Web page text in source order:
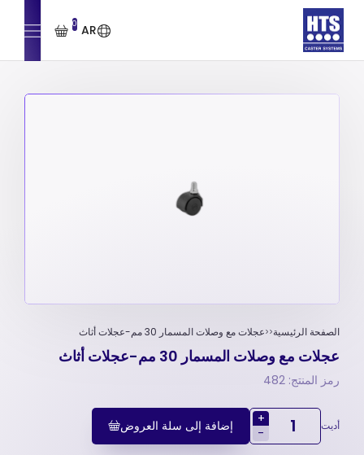
AR
0
الصفحة الرئيسية عجلات مع وصلات المسمار 30 مم-عجلات أثاث
عجلات مع وصلات المسمار 30 مم-عجلات أثاث
رمز المنتج: 482
أديت
+
-
إضافة إلى سلة العروض